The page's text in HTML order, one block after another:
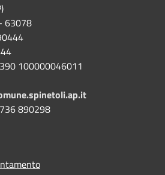
63078
100000046011
890298